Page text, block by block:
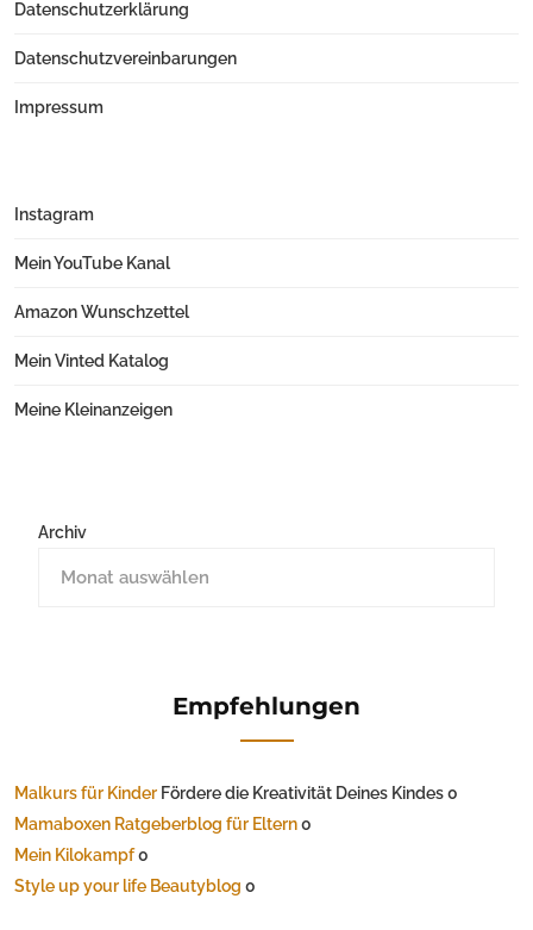
Datenschutzerklärung
Datenschutzvereinbarungen
Impressum
Instagram
Mein YouTube Kanal
Amazon Wunschzettel
Mein Vinted Katalog
Meine Kleinanzeigen
Archiv
Empfehlungen
Malkurs für Kinder Fördere die Kreativität Deines Kindes 0
Mamaboxen Ratgeberblog für Eltern0
Mein Kilokampf0
Style up your life Beautyblog 0